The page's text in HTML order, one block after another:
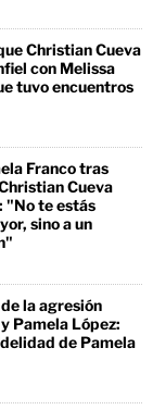
Christian Cueva
con Melissa
tuvo encuentros
Franco tras
Cueva
"No te estás
sino a un
la agresión
Pamela López:
de Pamela